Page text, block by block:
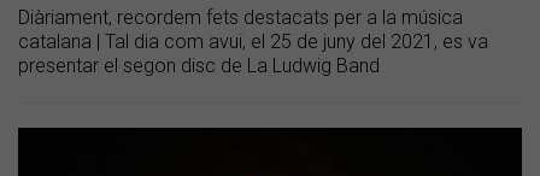
Diàriament, recordem fets destacats per a la música
catalana | Tal dia com avui, el 25 de juny del 2021, es va
presentar el segon disc de La Ludwig Band